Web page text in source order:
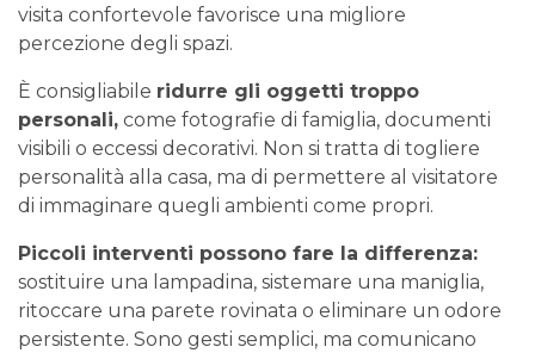
visita confortevole favorisce una migliore
percezione degli spazi.
È consigliabile ridurre gli oggetti troppo
personali, come fotografie di famiglia, documenti
visibili o eccessi decorativi. Non si tratta di togliere
personalità alla casa, ma di permettere al visitatore
di immaginare quegli ambienti come propri.
Piccoli interventi possono fare la differenza:
sostituire una lampadina, sistemare una maniglia,
ritoccare una parete rovinata o eliminare un odore
persistente. Sono gesti semplici, ma comunicano